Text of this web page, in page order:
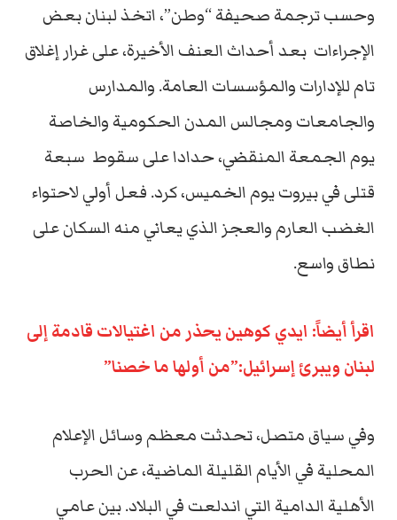
وحسب ترجمة صحيفة “وطن”، اتخذ لبنان بعض
الإجراءات بعد أحداث العنف الأخيرة، على غرار إغلاق
تام للإدارات والمؤسسات العامة. والمدارس
والجامعات ومجالس المدن الحكومية والخاصة
يوم الجمعة المنقضي، حدادا على سقوط سبعة
قتلى في بيروت يوم الخميس، كرد. فعل أولي لاحتواء
الغضب العارم والعجز الذي يعاني منه السكان على
نطاق واسع.
اقرأ أيضاً: ايدي كوهين يحذر من اغتيالات قادمة إلى
لبنان ويبرئ إسرائيل:”من أولها ما خصنا”
وفي سياق متصل، تحدثت معظم وسائل الإعلام
المحلية في الأيام القليلة الماضية، عن الحرب
الأهلية الدامية التي اندلعت في البلاد. بين عامي